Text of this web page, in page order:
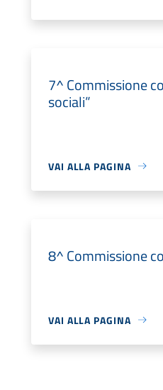
7^ Commissione
sociali”
VAI ALLA PAGINA
8^ Commissione
VAI ALLA PAGINA